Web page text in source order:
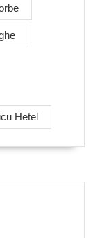
Hetel